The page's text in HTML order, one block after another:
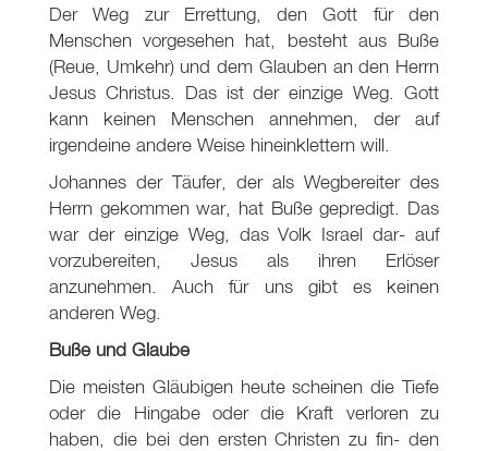
Der Weg zur Errettung, den Gott für den
Menschen vorgesehen hat, besteht aus Buße
(Reue, Umkehr) und dem Glauben an den Herrn
Jesus Christus. Das ist der einzige Weg. Gott
kann keinen Menschen annehmen, der auf
irgendeine andere Weise hineinklettern will.
Johannes der Täufer, der als Wegbereiter des
Herrn gekommen war, hat Buße gepredigt. Das
war der einzige Weg, das Volk Israel dar- auf
vorzubereiten, Jesus als ihren Erlöser
anzunehmen. Auch für uns gibt es keinen
anderen Weg.
Buße und Glaube
Die meisten Gläubigen heute scheinen die Tiefe
oder die Hingabe oder die Kraft verloren zu
haben, die bei den ersten Christen zu fin- den